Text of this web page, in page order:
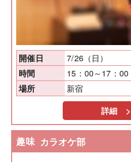
開催日 7/26（日）
時間 15：00～17：00
場所 新宿
詳細 >
趣味 カラオケ部